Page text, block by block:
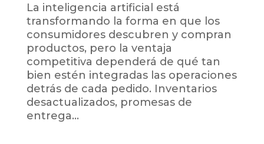
La inteligencia artificial está
transformando la forma en que los
consumidores descubren y compran
productos, pero la ventaja
competitiva dependerá de qué tan
bien estén integradas las operaciones
detrás de cada pedido. Inventarios
desactualizados, promesas de
entrega...